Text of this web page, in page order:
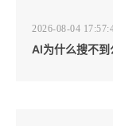
2026-08-04
AI为什么搜不